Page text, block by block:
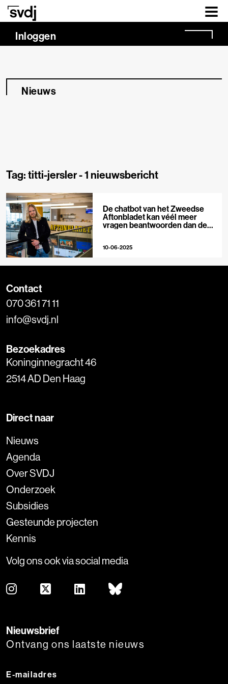
Naar hoofdinhoud
Inloggen
Nieuws
Tag: titti-jersler -1 nieuwsbericht
De chatbot van het Zweedse
Aftonbladet kan véél meer
vragen beantwoorden dan de
10-06-2025
Contact
070 361 71 11
info@svdj.nl
Bezoekadres
Koninginnegracht 46
2514 AD Den Haag
Direct naar
Nieuws
Agenda
Over SVDJ
Onderzoek
Subsidies
Gesteunde projecten
Kennis
Volg ons ook via social media
Nieuwsbrief
Ontvang ons laatste nieuws
E-mailadres